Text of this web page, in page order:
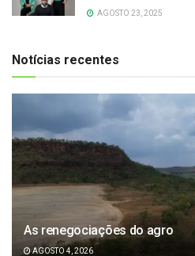
AGOSTO 23, 2025
Notícias recentes
As renegociações do agro
AGOSTO 4, 2026